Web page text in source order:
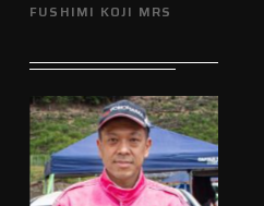
FUSHIMI KOJI MRS